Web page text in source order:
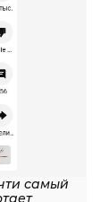
самый